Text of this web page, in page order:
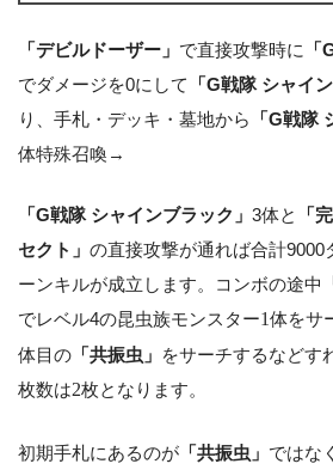
「デビルドーザー」 で直接攻撃時に
でダメージを0にして
「G戦隊 シャイ
り、手札・デッキ・墓地から
「G戦隊
体特殊召喚→
「G戦隊 シャインブラック」 3体と
「
セクト」 の直接攻撃が通れば合計9000
ーンキルが成立します。コンボの途中
でレベル4の昆虫族モンスター1体をサ
体目の 「共振虫」 をサーチするなどす
枚数は2枚となります。
初期手札にあるのが 「共振虫」 ではなく